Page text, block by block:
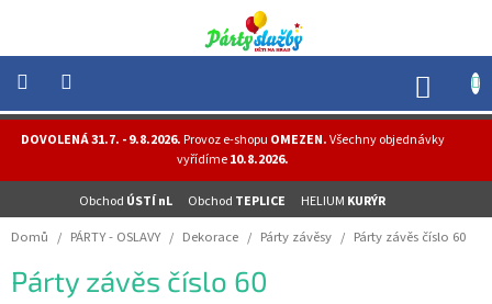
obsah
DOVOLENÁ 31.7. - 9.8.2026.Provoz e-shopu OMEZEN.Všechny objednávky
vyřídíme10.8.2026.
Obchod ÚSTÍ nL Obchod TEPLICE HELIUM KURÝR
NOVINKY
HELIUM
PÁRTY
Domů / PÁRTY - OSLAVY / Dekorace / Párty závěsy / Párty závěs číslo 60
Párty závěs číslo 60